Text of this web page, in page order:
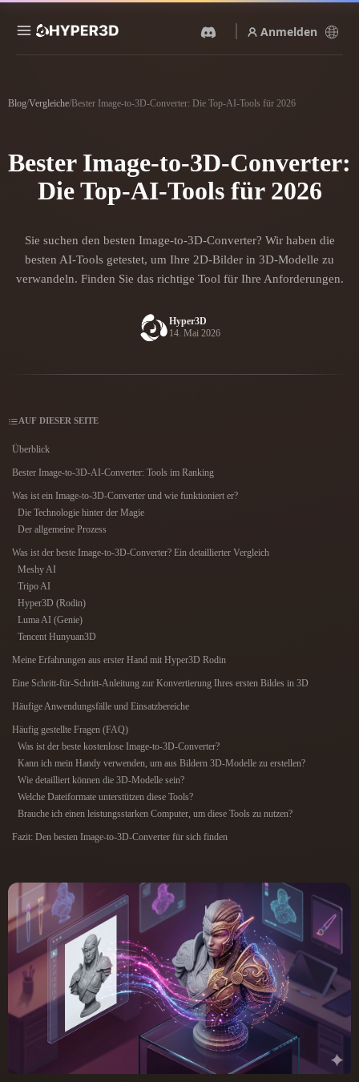
Anmelden
Rodin ChatAvatar
Funktionen
Bild hochladen, sofort ein
3D-Objekt erhalten.
Vom Text-Prompt zum 3D-
Bildern mit KI.
Visuals aus einem einfachen
API
KI-Bild-Remix
KI-Texturengenerator
KI-HDRI-Generator 3D-Mesh-Editor
Preise
Ressourcen
Community
Forschung
Game
VR/AR
Character
Metaverse
Mechanical
Engineering
Plug-Ins
Godot Maya 3DS Max
ComfyUI
Industrial Isometric Low Poly Medieval
Minimalist Organic Photorealistic
Pixel Art Realistic Retro Stylized
Voxel
Blog/Vergleiche/Bester Image-to-3D-Converter: Die Top-AI-Tools für 2026
Bester Image-to-3D-Converter:
Die Top-AI-Tools für 2026
Sie suchen den besten Image-to-3D-Converter? Wir haben die
besten AI-Tools getestet, um Ihre 2D-Bilder in 3D-Modelle zu
verwandeln. Finden Sie das richtige Tool für Ihre Anforderungen.
Hyper3D
14. Mai 2026
AUF DIESER SEITE
Überblick
Bester Image-to-3D-AI-Converter: Tools im Ranking
Was ist ein Image-to-3D-Converter und wie funktioniert er?
Die Technologie hinter der Magie
Der allgemeine Prozess
Was ist der beste Image-to-3D-Converter? Ein detaillierter Vergleich
Meshy AI
Tripo AI
Hyper3D (Rodin)
Luma AI (Genie)
Tencent Hunyuan3D
Meine Erfahrungen aus erster Hand mit Hyper3D Rodin
Eine Schritt-für-Schritt-Anleitung zur Konvertierung Ihres ersten Bildes in 3D
Häufige Anwendungsfälle und Einsatzbereiche
Häufig gestellte Fragen (FAQ)
Was ist der beste kostenlose Image-to-3D-Converter?
Kann ich mein Handy verwenden, um aus Bildern 3D-Modelle zu erstellen?
Wie detailliert können die 3D-Modelle sein?
Welche Dateiformate unterstützen diese Tools?
Brauche ich einen leistungsstarken Computer, um diese Tools zu nutzen?
Fazit: Den besten Image-to-3D-Converter für sich finden